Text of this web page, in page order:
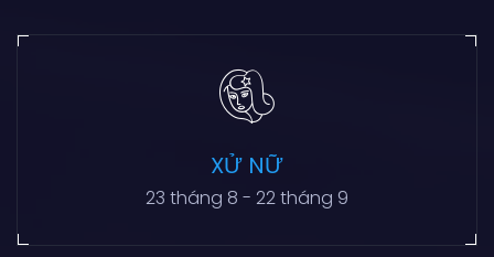
XỬ NỮ
23 tháng 8 - 22 tháng 9